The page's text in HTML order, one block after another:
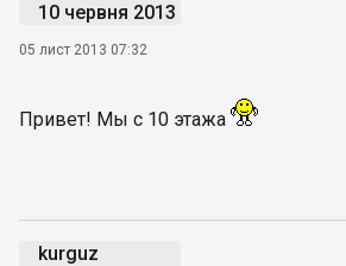
10 червня 2013
05 лист 2013 07:32
Привет! Мы с 10 этажа
kurguz